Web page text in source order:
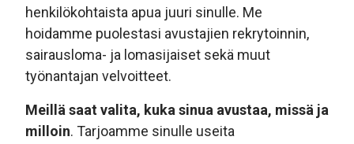
henkilökohtaista apua juuri sinulle. Me
hoidamme puolestasi avustajien rekrytoinnin,
sairausloma- ja lomasijaiset sekä muut
työnantajan velvoitteet.
Meillä saat valita, kuka sinua avustaa, missä ja
milloin. Tarjoamme sinulle useita